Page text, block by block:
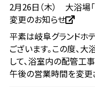
2月26日（木） 大浴場
変更のお知らせ
平素は岐阜グランドホ
ございます。この度、
して、浴室内の配管工
午後の営業時間を変更